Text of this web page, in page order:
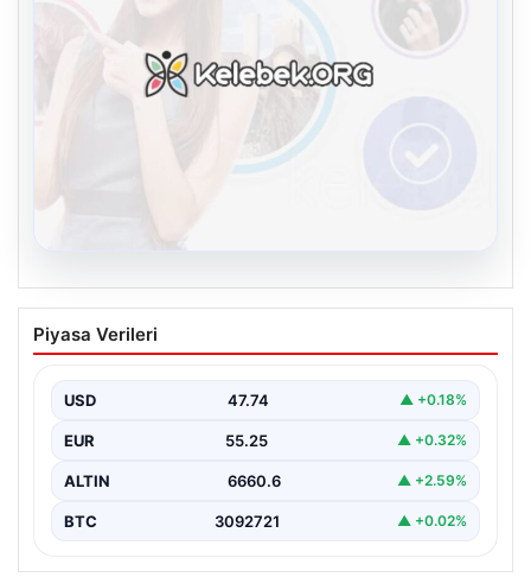
Kelebek.Org İle Dijital İletişimin Seviyeli
Adresi Ve Chat Deneyimi
kurması ciddi bir önem taşımaktadır. Halen birçok…
Piyasa Verileri
USD 47.74 ▲ +0.18%
EUR 55.25 ▲ +0.32%
ALTIN 6660.6 ▲ +2.59%
BTC 3092721 ▲ +0.02%